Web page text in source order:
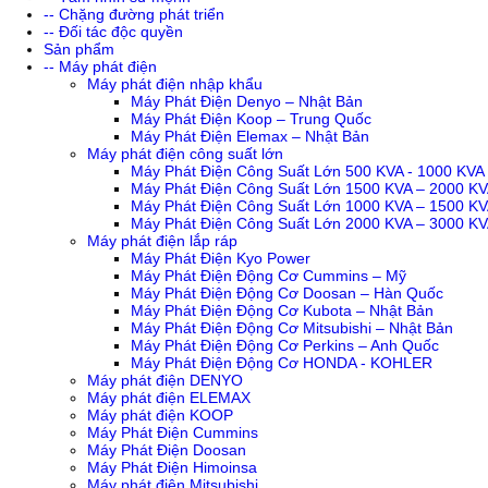
-- Chặng đường phát triển
-- Đối tác độc quyền
Sản phẩm
-- Máy phát điện
Máy phát điện nhập khẩu
Máy Phát Điện Denyo – Nhật Bản
Máy Phát Điện Koop – Trung Quốc
Máy Phát Điện Elemax – Nhật Bản
Máy phát điện công suất lớn
Máy Phát Điện Công Suất Lớn 500 KVA - 1000 KVA
Máy Phát Điện Công Suất Lớn 1500 KVA – 2000
Máy Phát Điện Công Suất Lớn 1000 KVA – 1500
Máy Phát Điện Công Suất Lớn 2000 KVA – 3000
Máy phát điện lắp ráp
Máy Phát Điện Kyo Power
Máy Phát Điện Động Cơ Cummins – Mỹ
Máy Phát Điện Động Cơ Doosan – Hàn Quốc
Máy Phát Điện Động Cơ Kubota – Nhật Bản
Máy Phát Điện Động Cơ Mitsubishi – Nhật Bản
Máy Phát Điện Động Cơ Perkins – Anh Quốc
Máy Phát Điện Động Cơ HONDA - KOHLER
Máy phát điện DENYO
Máy phát điện ELEMAX
Máy phát điện KOOP
Máy Phát Điện Cummins
Máy Phát Điện Doosan
Máy Phát Điện Himoinsa